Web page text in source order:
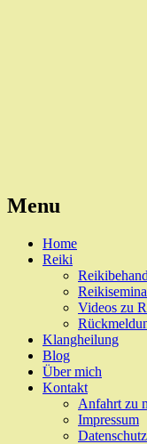
Menu
Skip
Home
Reiki
Videos zu
Klangheilung
Blog
Über mich
Kontakt
Anfahrt zu
Impressum
Datenschutz